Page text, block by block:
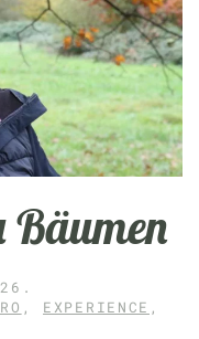
Bäumen
.
, EXPERIENCE ,